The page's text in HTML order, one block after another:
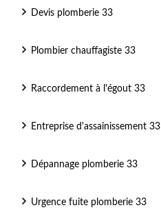
Devis plomberie 33
Plombier chauffagiste 33
Raccordement à l'égout 33
Entreprise d'assainissement 33
Dépannage plomberie 33
Urgence fuite plomberie 33